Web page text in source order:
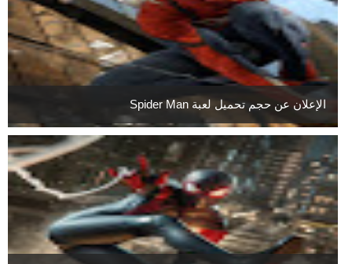
الإعلان عن حجم تحميل لعبة Spider Man